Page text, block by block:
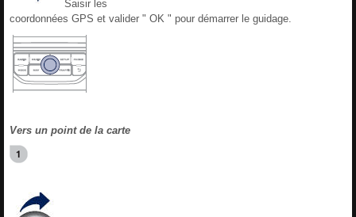
Saisir les
coordonnées GPS et valider " OK " pour démarrer le guidage.
Vers un point de la carte